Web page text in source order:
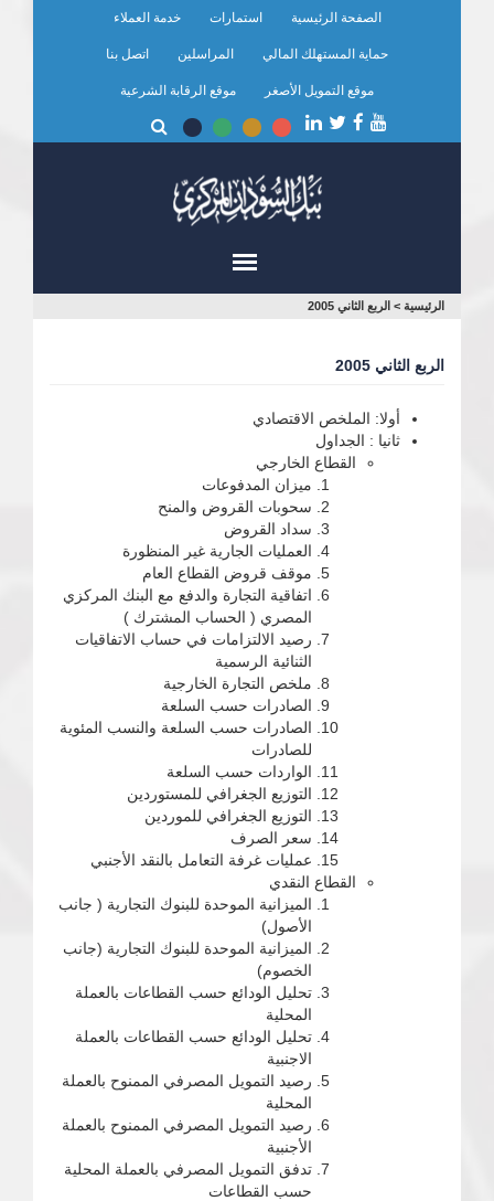
الصفحة الرئيسية استمارات خدمة العملاء
حماية المستهلك المالي المراسلين اتصل بنا
موقع التمويل الأصغر موقع الرقابة الشرعية
أنت
هنا
الرئيسية > الربع الثاني 2005
الربع الثاني 2005
أولا: الملخص الاقتصادي
ثانيا : الجداول
القطاع الخارجي
ميزان المدفوعات
سحوبات القروض والمنح
سداد القروض
العمليات الجارية غير المنظورة
موقف قروض القطاع العام
اتفاقية التجارة والدفع مع البنك المركزي
المصري ( الحساب المشترك )
رصيد الالتزامات في حساب الاتفاقيات
الثنائية الرسمية
ملخص التجارة الخارجية
الصادرات حسب السلعة
الصادرات حسب السلعة والنسب المئوية
للصادرات
الواردات حسب السلعة
التوزيع الجغرافي للمستوردين
التوزيع الجغرافي للموردين
سعر الصرف
عمليات غرفة التعامل بالنقد الأجنبي
القطاع النقدي
الميزانية الموحدة للبنوك التجارية ( جانب
الأصول)
الميزانية الموحدة للبنوك التجارية (جانب
الخصوم)
تحليل الودائع حسب القطاعات بالعملة
المحلية
تحليل الودائع حسب القطاعات بالعملة
الاجنبية
رصيد التمويل المصرفي الممنوح بالعملة
المحلية
رصيد التمويل المصرفي الممنوح بالعملة
الأجنبية
تدفق التمويل المصرفي بالعملة المحلية
حسب القطاعات